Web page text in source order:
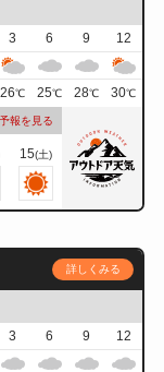
3 6 9
12
26℃ 25℃ 28℃ 30℃
報を見る
15(土)
詳しくみる
3 6 9
12